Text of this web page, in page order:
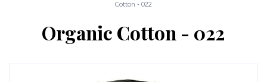
Cotton - 022
Organic Cotton - 022